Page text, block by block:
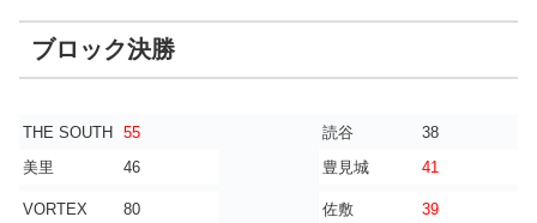
ブロック決勝
THE SOUTH 55 読谷
38
美里
46 豊見城 41
VORTEX 80 佐敷
39